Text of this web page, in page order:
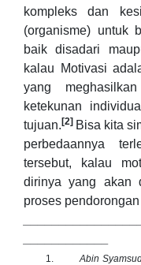
kompleks dan
(organisme) untuk
baik disadari
kalau Motivasi
yang
ketekunan
tujuan. [2] Bisa kita
perbedaannya
tersebut, kalau
dirinya yang akan
proses
1. Abin